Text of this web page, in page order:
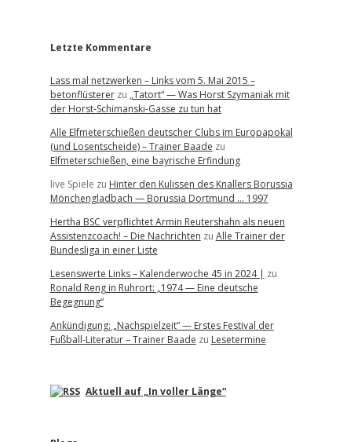
Letzte Kommentare
Lass mal netzwerken – Links vom 5. Mai 2015 –
betonflüstererzu „Tatort“ — Was Horst Szymaniak mit
der Horst-Schimanski-Gasse zu tun hat
Alle Elfmeterschießen deutscher Clubs im Europapokal
(und Losentscheide) – Trainer Baade zu
Elfmeterschießen, eine bayrische Erfindung
live Spiele zu Hinter den Kulissen des Knallers Borussia
Mönchengladbach — Borussia Dortmund … 1997
Hertha BSC verpflichtet Armin Reutershahn als neuen
Assistenzcoach! – Die Nachrichten zu Alle Trainer der
Bundesliga in einer Liste
Lesenswerte Links – Kalenderwoche 45 in 2024 | zu
Ronald Reng in Ruhrort: „1974 — Eine deutsche
Begegnung“
Ankündigung: „Nachspielzeit“ — Erstes Festival der
Fußball-Literatur – Trainer Baade zu Lesetermine
Aktuell auf „In voller Länge“